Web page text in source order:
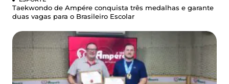
Taekwondo de Ampére conquista três medalhas e garante
duas vagas para o Brasileiro Escolar